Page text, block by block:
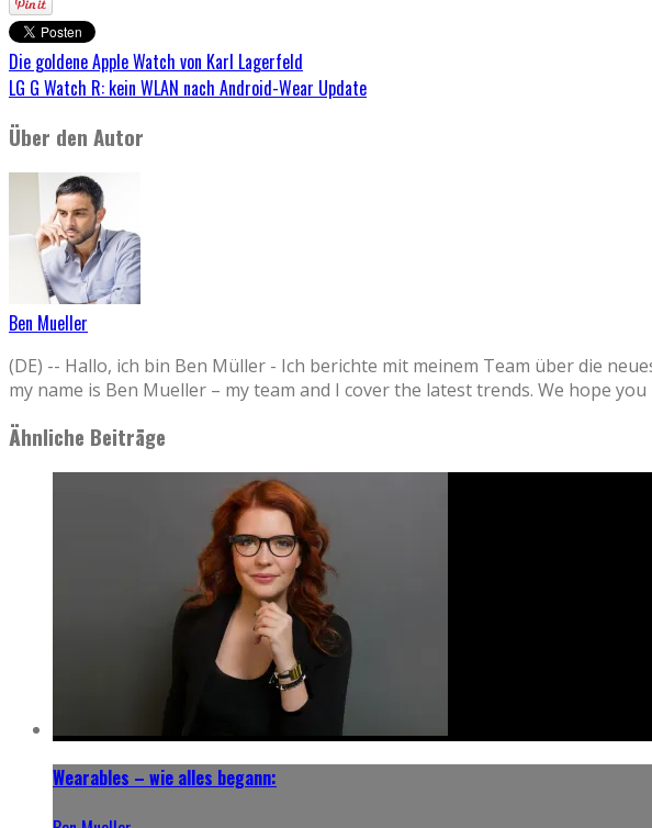
Die goldene Apple Watch von Karl Lagerfeld
LG G Watch R: kein WLAN nach Android-Wear Update
Über den Autor
Ben Mueller
(DE) -- Hallo, ich bin Ben Müller - Ich berichte mit meinem Team über
my name is Ben Mueller – my team and I cover the latest trends. We
Ähnliche Beiträge
Wearables – wie alles begann: